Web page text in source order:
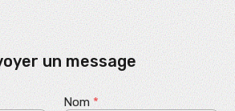
un message
Nom*